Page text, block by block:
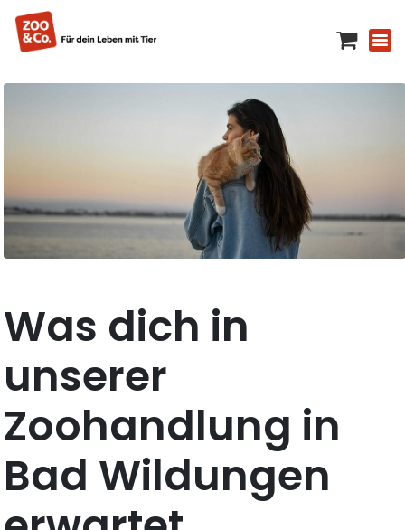
Was dich in
unserer
Zoohandlung in
Bad Wildungen